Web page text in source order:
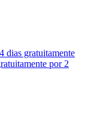
dias gratuitamente
por 2